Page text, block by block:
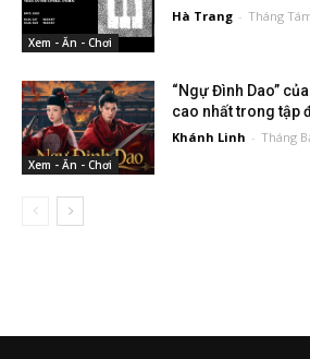
Xem - Ăn - Chơi
Hà Trang - Tháng
Xem - Ăn - Chơi
“Ngự Đình Dao”
cao nhất trong tập
Khánh Linh - Tháng